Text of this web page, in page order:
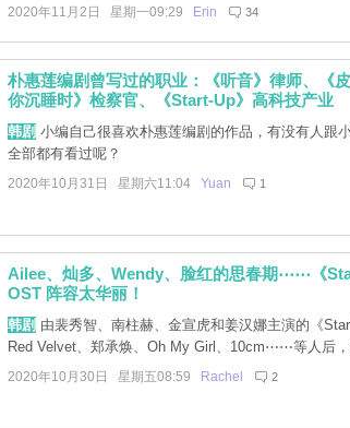
2020年11月2日 星期一09:29 Erin 34
朴惠莲编剧曾写过的职业：《听音》律师、《
你沉睡时》检察官、《Start-Up》高科技产业
韩剧 小编自己很喜欢朴惠莲编剧的作品，有没有人跟
全部都有看过呢？
2020年10月31日 星期六11:04 Yuan 1
Ailee、灿多、Wendy、脸红的思春期⋯⋯《
OST 阵容太华丽！
韩剧 由裴秀智、南柱赫、金宣虎和姜汉娜主演的《
Red Velvet、郑承焕、Oh My Girl、10cm⋯⋯等人后
2020年10月30日 星期五08:59 Rachel 2